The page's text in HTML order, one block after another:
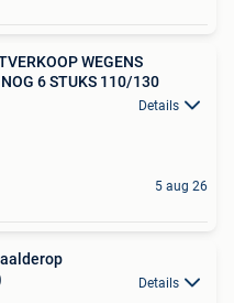
WEGENS
NOG 6 STUKS 110/130
Details
5 aug 26
Details